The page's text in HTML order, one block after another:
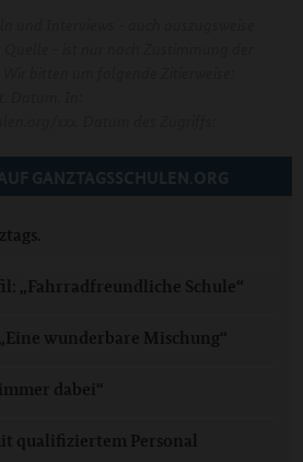
GANZTAGSSCHULEN.ORG
„Fahrradfreundliche Schule“
wunderbare Mischung“
dabei“
qualifiziertem Personal